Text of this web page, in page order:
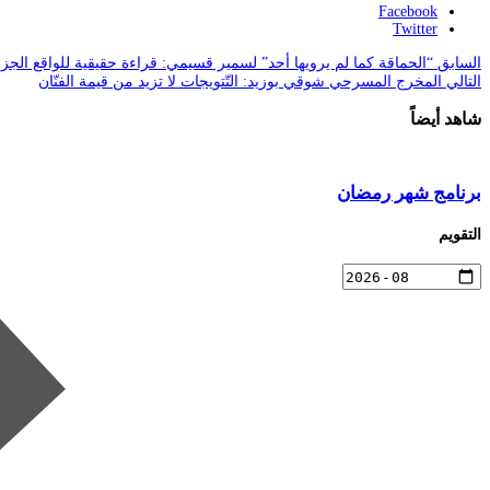
Facebook
Twitter
السابق “الحماقة كما لم يرويها أحد” لسمير قسيمي: قراءة حقيقية للواقع
التالي المخرج المسرحي شوقي بوزيد: التّتويجات لا تزيد من قيمة الفنّان
شاهد أيضاً
برنامج شهر رمضان
التقويم